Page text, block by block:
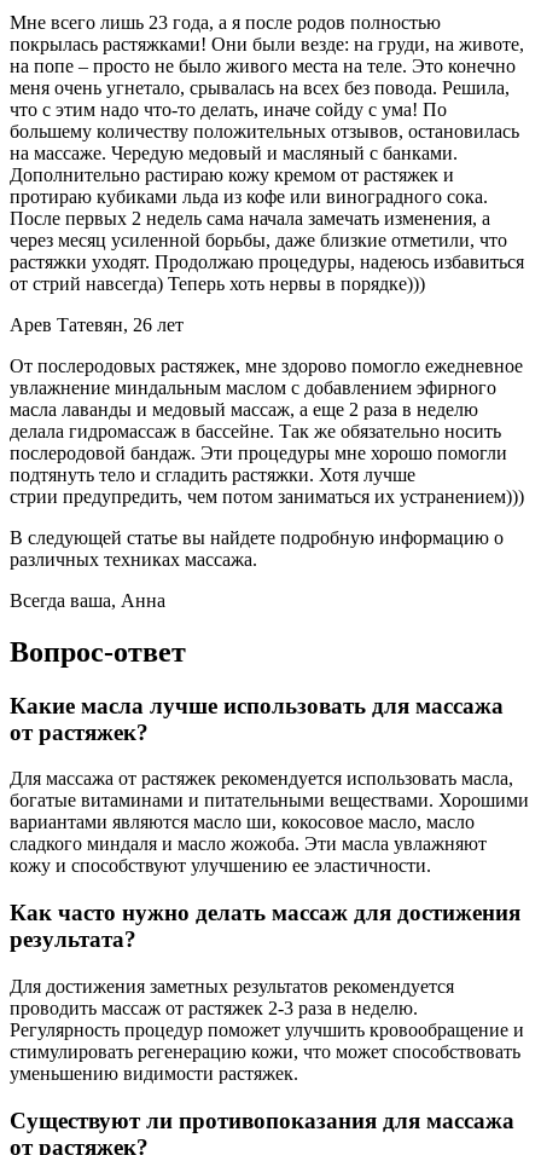
Мне всего лишь 23 года, а я после родов полностью
покрылась растяжками! Они были везде: на груди, на животе,
на попе – просто не было живого места на теле. Это конечно
меня очень угнетало, срывалась на всех без повода. Решила,
что с этим надо что-то делать, иначе сойду с ума! По
большему количеству положительных отзывов, остановилась
на массаже. Чередую медовый и масляный с банками.
Дополнительно растираю кожу кремом от растяжек и
протираю кубиками льда из кофе или виноградного сока.
После первых 2 недель сама начала замечать изменения, а
через месяц усиленной борьбы, даже близкие отметили, что
растяжки уходят. Продолжаю процедуры, надеюсь избавиться
от стрий навсегда) Теперь хоть нервы в порядке)))
Арев Татевян, 26 лет
От послеродовых растяжек, мне здорово помогло ежедневное
увлажнение миндальным маслом с добавлением эфирного
масла лаванды и медовый массаж, а еще 2 раза в неделю
делала гидромассаж в бассейне. Так же обязательно носить
послеродовой бандаж. Эти процедуры мне хорошо помогли
подтянуть тело и сгладить растяжки. Хотя лучше
стрии предупредить, чем потом заниматься их устранением)))
В следующей статье вы найдете подробную информацию о
различных техниках массажа.
Всегда ваша, Анна
Вопрос-ответ
Какие масла лучше использовать для массажа
от растяжек?
Для массажа от растяжек рекомендуется использовать масла,
богатые витаминами и питательными веществами. Хорошими
вариантами являются масло ши, кокосовое масло, масло
сладкого миндаля и масло жожоба. Эти масла увлажняют
кожу и способствуют улучшению ее эластичности.
Как часто нужно делать массаж для достижения
результата?
Для достижения заметных результатов рекомендуется
проводить массаж от растяжек 2-3 раза в неделю.
Регулярность процедур поможет улучшить кровообращение и
стимулировать регенерацию кожи, что может способствовать
уменьшению видимости растяжек.
Существуют ли противопоказания для массажа
от растяжек?